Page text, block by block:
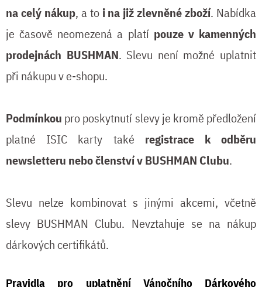
na celý nákup, a to i na již zlevněné zboží. Nabídka
je časově neomezená a platí pouze v kamenných
prodejnách BUSHMAN. Slevu není možné uplatnit
při nákupu v e-shopu.
Podmínkou pro poskytnutí slevy je kromě předložení
platné ISIC karty také registrace k odběru
newsletteru nebo členství v BUSHMAN Clubu.
Slevu nelze kombinovat s jinými akcemi, včetně
slevy BUSHMAN Clubu. Nevztahuje se na nákup
dárkových certifikátů.
Pravidla pro uplatnění Vánočního Dárkového